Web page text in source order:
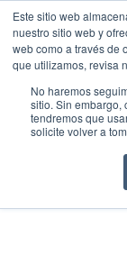
Este sitio web
nuestro sitio web y
web como a través de
que utilizamos, revisa
No haremos
sitio. Sin embargo,
tendremos que
solicite volver a